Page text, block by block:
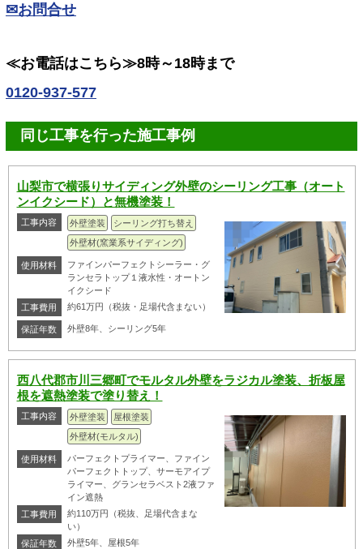
✉お問合せ
≪お電話はこちら≫8時～18時まで
0120-937-577
同じ工事を行った施工事例
山梨市で横張りサイディング外壁のシーリング工事（オート
ンイクシード）と無機塗装！
工事内容 外壁塗装
シーリング打ち替え
外壁材(窯業系サイディング)
使用材料
ファインパーフェクトシーラー・グ
ランセラトップ１液水性・オートン
イクシード
工事費用
約61万円（税抜・足場代含まない）
保証年数 外壁8年、シーリング5年
西八代郡市川三郷町でモルタル外壁をラジカル塗装、折板屋
根を遮熱塗装で塗り替え！
工事内容 外壁塗装
屋根塗装
外壁材(モルタル)
使用材料
パーフェクトプライマー、ファイン
パーフェクトトップ、サーモアイプ
ライマー、グランセラベスト2液ファ
イン遮熱
工事費用
約110万円（税抜、足場代含まな
い）
保証年数
外壁5年、屋根5年